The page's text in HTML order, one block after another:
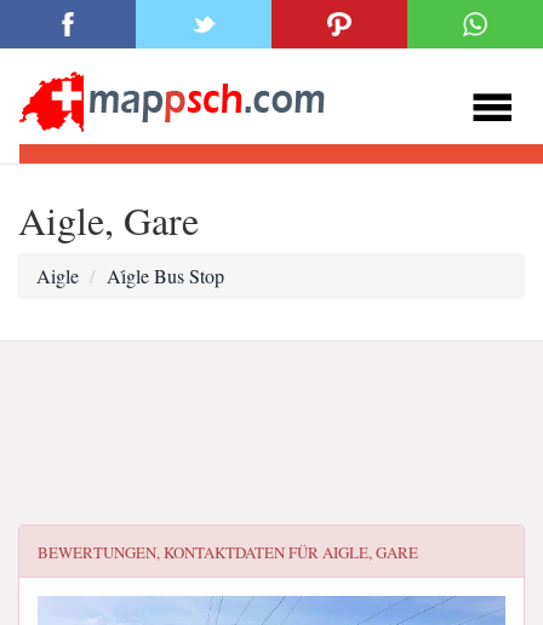
Aigle, Gare
Aigle Ai̇gle Bus Stop
BEWERTUNGEN, KONTAKTDATEN FÜRAIGLE, GARE